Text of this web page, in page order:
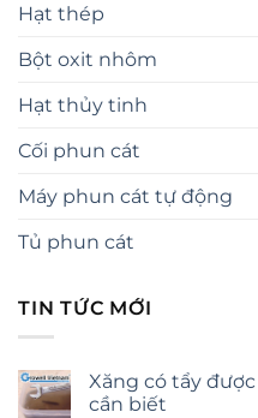
Hạt thép
Bột oxit nhôm
Hạt thủy tinh
Cối phun cát
Máy phun cát tự động
Tủ phun cát
TIN TỨC MỚI
Xăng có tẩy
cần biết